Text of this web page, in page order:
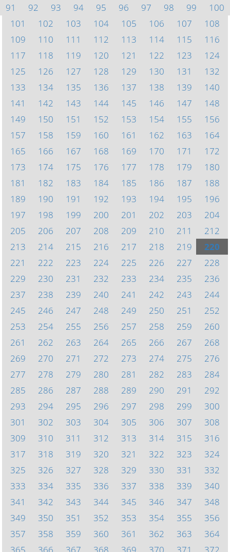
91
92 93 94 95 96 97 98 99
100
101
102 103 104 105 106 107
108
109
110 111 112 113 114 115
116
117
118 119 120 121 122 123
124
125
126 127 128 129 130 131
132
133
134 135 136 137 138 139
140
141
142 143 144 145 146 147
148
149
150 151 152 153 154 155
156
157
158 159 160 161 162 163
164
165
166 167 168 169 170 171
172
173
174 175 176 177 178 179
180
181
182 183 184 185 186 187
188
189
190 191 192 193 194 195
196
197
198 199 200 201 202 203
204
205
206 207 208 209 210 211
212
213
214 215 216 217 218 219
220
221
222 223 224 225 226 227
228
229
230 231 232 233 234 235
236
237
238 239 240 241 242 243
244
245
246 247 248 249 250 251
252
253
254 255 256 257 258 259
260
261
262 263 264 265 266 267
268
269
270 271 272 273 274 275
276
277
278 279 280 281 282 283
284
285
286 287 288 289 290 291
292
293
294 295 296 297 298 299
300
301
302 303 304 305 306 307
308
309
310 311 312 313 314 315
316
317
318 319 320 321 322 323
324
325
326 327 328 329 330 331
332
333
334 335 336 337 338 339
340
341
342 343 344 345 346 347
348
349
350 351 352 353 354 355
356
357
358 359 360 361 362 363
364